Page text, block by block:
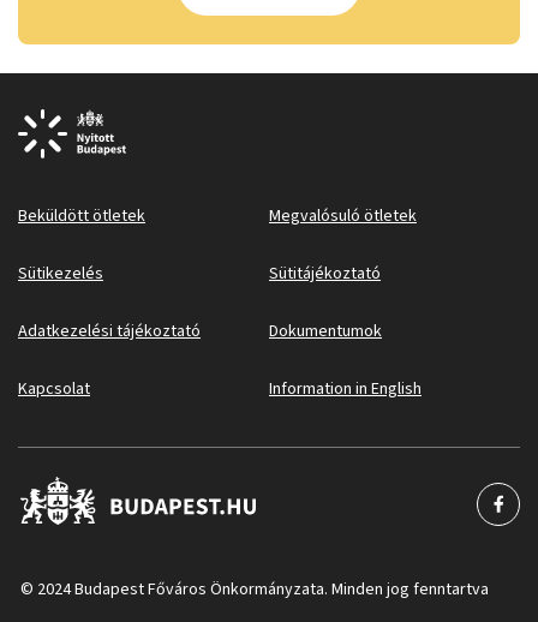
Beküldött ötletek Megvalósuló ötletek
Sütikezelés Sütitájékoztató
Adatkezelési tájékoztató Dokumentumok
Kapcsolat Information in English
© 2024 Budapest Főváros Önkormányzata. Minden jog fenntartva